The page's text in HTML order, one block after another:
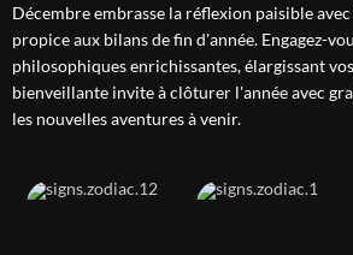
Décembre embrasse la réflexion paisible
propice aux bilans de fin d'année. Engagez-
philosophiques enrichissantes, élargissant
bienveillante invite à clôturer l'année avec
les nouvelles aventures à venir.